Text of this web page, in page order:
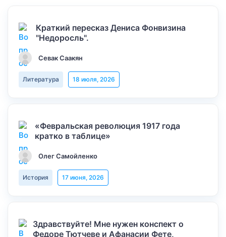
Краткий пересказ Дениса Фонвизина
"Недоросль".
Севак Саакян
Литература 18 июля, 2026
«Февральская революция 1917 года
кратко в таблице»
Олег Самойленко
История 17 июня, 2026
Здравствуйте! Мне нужен конспект о
Федоре Тютчеве и Афанасии Фете,